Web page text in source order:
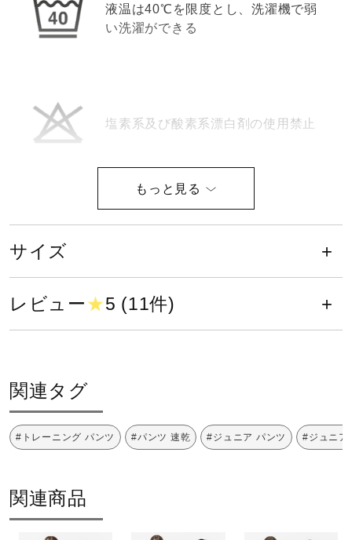
アウトドア／レイン
健康／エクササイズ
ジュニア／キッズ
メディカル
コラボ／ライセンス
液温は40℃を限度とし、洗濯機で弱
い洗濯ができる
塩素系及び酸素系漂白剤の使用禁止
タンブル乾燥禁止
ドライクリーニング禁止
弱い操作によるウエットクリーニン
サイズ
レビュー★5 (11件)
関連タグ
#トレーニング パンツ #パンツ 速乾 #ジュニア パンツ #ジュニア
関連商品